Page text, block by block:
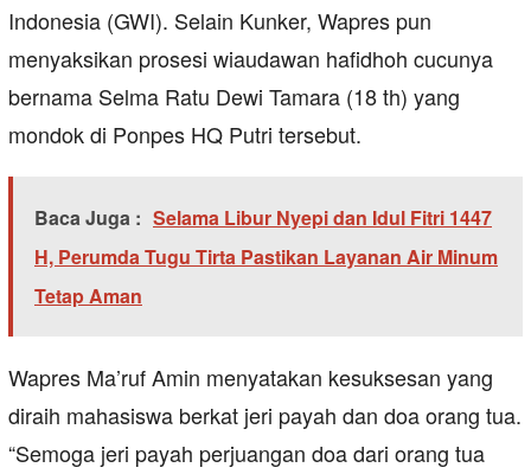
Indonesia (GWI). Selain Kunker, Wapres pun
menyaksikan prosesi wiaudawan hafidhoh cucunya
bernama Selma Ratu Dewi Tamara (18 th) yang
mondok di Ponpes HQ Putri tersebut.
Baca Juga : Selama Libur Nyepi dan Idul Fitri 1447
H, Perumda Tugu Tirta Pastikan Layanan Air Minum
Tetap Aman
Wapres Ma’ruf Amin menyatakan kesuksesan yang
diraih mahasiswa berkat jeri payah dan doa orang tua.
“Semoga jeri payah perjuangan doa dari orang tua